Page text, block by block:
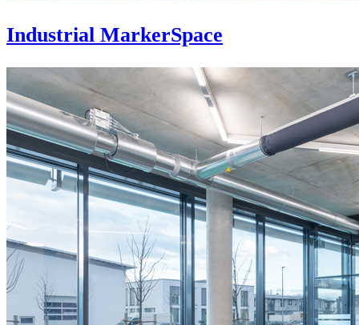
Industrial MarkerSpace